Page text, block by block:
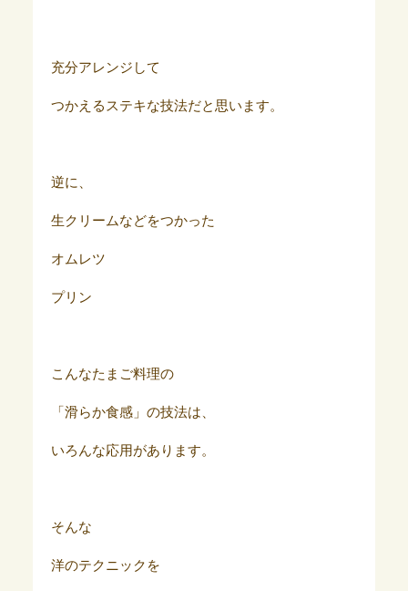
充分アレンジして
つかえるステキな技法だと思います。
逆に、
生クリームなどをつかった
オムレツ
プリン
こんなたまご料理の
「滑らか食感」の技法は、
いろんな応用があります。
そんな
洋のテクニックを